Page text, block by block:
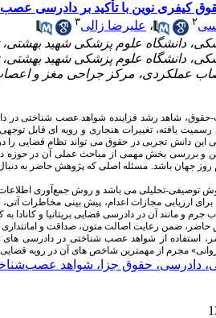
نوین با تأکید بر دادرسی
۲ ، علیرضا زالی۳
عملکردی، مرکز جراحی مغز و
شاهد رشد فزاینده شواهد عصب­ شناختی در
یافته، تغییرات هنجاری و رویه­ ای قابل
دانش تجربی در حقوق می­ تواند نظام قضایی را در
و بررسی بخش مهمی از مباحث عملی آن در حوزه
جهان باشد. مسئله اصلی که پژوهش حاضر به
توصیفی-تحلیلی می‏ باشد و روش جمع‌آوری اطلاعات
ارزیابی مجازات اعدام، پیش­ بینی مخاطرات
و مانند آن در دادرسی قضایی بریتانیا و کانادا به
حاضر، ضمن رعایت اصالت متون، صداقت و
استفاده از شواهد عصب­ شناختی در دادرسی­
مجرم از مهم­ترین شاخص­ های آن در رویه قضایی
دادرسی، حقوق جزا، شواهد